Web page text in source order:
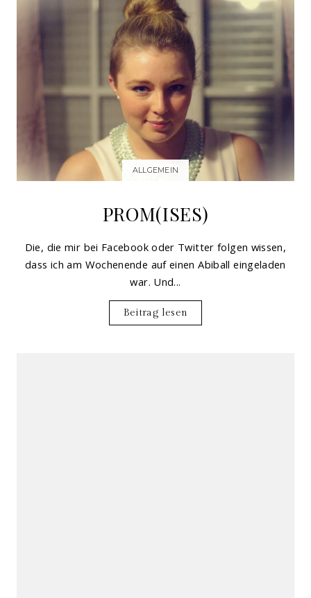
ALLGEMEIN
PROM(ISES)
Die, die mir bei Facebook oder Twitter folgen wissen,
dass ich am Wochenende auf einen Abiball eingeladen
war. Und...
Beitrag lesen